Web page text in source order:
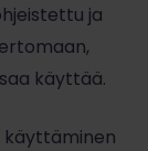
ja
käyttää.
käyttäminen